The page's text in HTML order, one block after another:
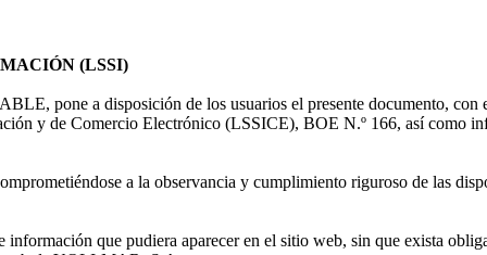
(LSSI)
pone a disposición de los usuarios el presente documento, con
y de Comercio Electrónico (LSSICE), BOE N.º 166, así como
a la observancia y cumplimiento riguroso de las
que pudiera aparecer en el sitio web, sin que exista